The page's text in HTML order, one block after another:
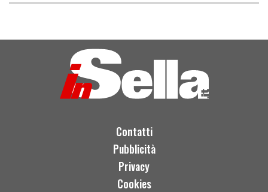
Contatti
Pubblicità
Privacy
Cookies